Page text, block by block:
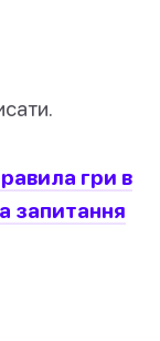
гри в
запитання